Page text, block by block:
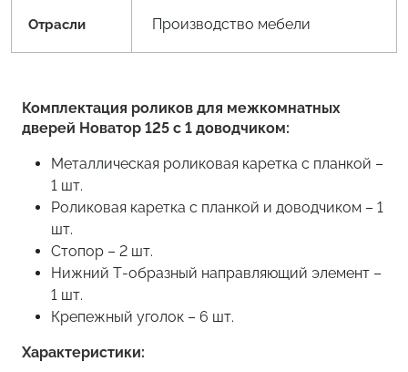
Отрасли Производство мебели
Комплектация роликов для межкомнатных
дверей Новатор 125 с 1 доводчиком:
Металлическая роликовая каретка с планкой –
1 шт.
Роликовая каретка с планкой и доводчиком – 1
шт.
Стопор – 2 шт.
Нижний Т-образный направляющий элемент –
1 шт.
Крепежный уголок – 6 шт.
Характеристики: